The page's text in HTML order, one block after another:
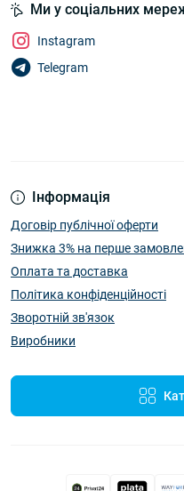
Інформація
Договір публічної оферти
Знижка 3% на перше
Оплата та доставка
Політика конфіденційності
Зворотній зв'язок
Виробники
Ми у соціальних
Instagram
Telegram